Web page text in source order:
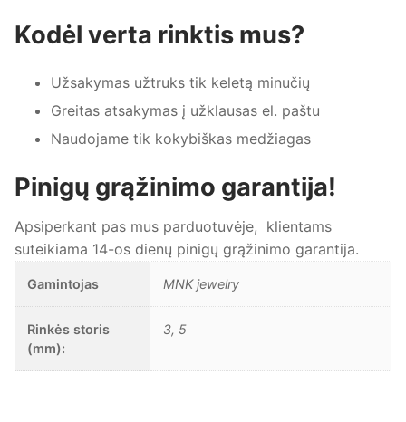
Kodėl verta rinktis mus?
Užsakymas užtruks tik keletą minučių
Greitas atsakymas į užklausas el. paštu
Naudojame tik kokybiškas medžiagas
Pinigų grąžinimo garantija!
Apsiperkant pas mus parduotuvėje, klientams
suteikiama 14-os dienų pinigų grąžinimo garantija.
Gamintojas MNK jewelry
Rinkės storis
(mm):
3, 5